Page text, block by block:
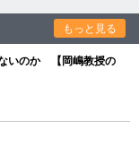
もっと見る
いのか 【岡嶋教授の